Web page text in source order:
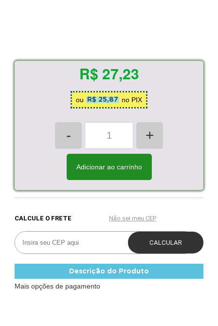
R$ 27,23
ou R$ 25,87 no PIX
- +
Adicionar ao carrinho
Descrição do Produto
Mais opções de pagamento